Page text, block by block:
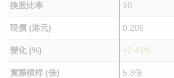
換股比率 10
現價 (港元) 0.206
變化 (%) +2.49%
實際槓桿 (倍) 5.3倍